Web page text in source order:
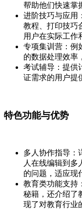
帮助他们快速掌
进阶技巧与应用
教程、打印技巧
用户在实际工作
专项集训营：例
的数据处理效率
考试辅导：提供
证需求的用户提
特色功能与优势
多人协作指导：
人在线编辑到多
的问题，适应现
教育类功能支持
秘籍，还介绍了
现了对教育行业